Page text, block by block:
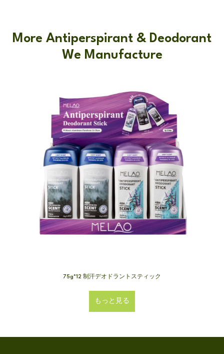
More Antiperspirant & Deodorant
We Manufacture
75g*12 制汗デオドラントスティック
もっと見る